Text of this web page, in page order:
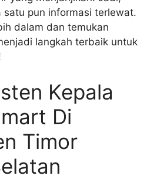
satu pun informasi terlewat.
dalam dan temukan
langkah terbaik untuk
Kepala
Di
Timor